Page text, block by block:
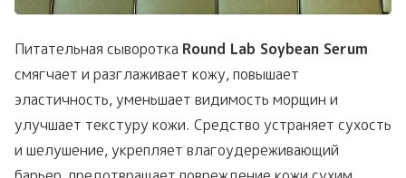
Питательная сыворотка Round Lab Soybean Serum
смягчает и разглаживает кожу, повышает
эластичность, уменьшает видимость морщин и
улучшает текстуру кожи. Средство устраняет сухость
и шелушение, укрепляет влагоудереживающий